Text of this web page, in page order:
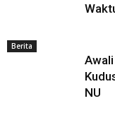
Berita
NU